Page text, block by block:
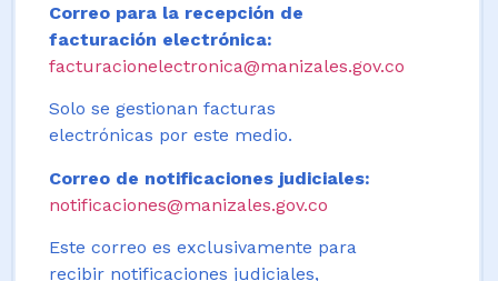
Correo para la recepción de
facturación electrónica:
facturacionelectronica@manizales.gov.co
Solo se gestionan facturas
electrónicas por este medio.
Correo de notificaciones judiciales:
notificaciones@manizales.gov.co
Este correo es exclusivamente para
recibir notificaciones judiciales,